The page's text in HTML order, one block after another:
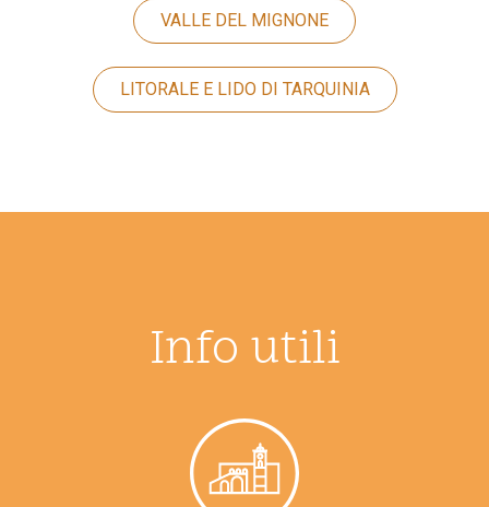
VALLE DEL MIGNONE
LITORALE E LIDO DI TARQUINIA
Info utili